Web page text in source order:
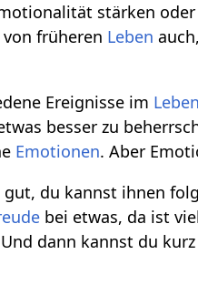
stärken
früheren Leben
Ereignisse im Leben
besser zu
Emotionen. Aber
du kannst ihnen
bei etwas, da ist
dann kannst du